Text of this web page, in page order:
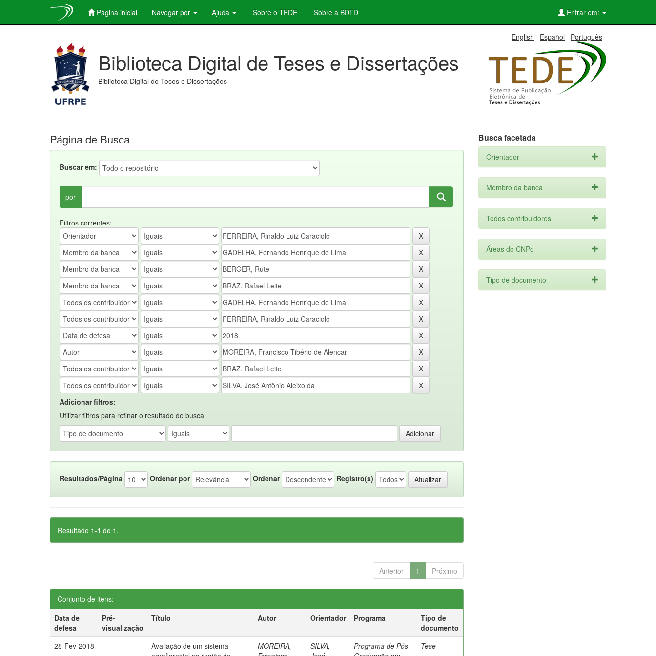
Página inicial Navegar por Ajuda Sobre o TEDE Sobre a BDTD Entrar em:
English Español Português
Biblioteca Digital de Teses e Dissertações
Biblioteca Digital de Teses e Dissertações
Página de Busca
Buscar em:
por
Filtros correntes:
Adicionar filtros:
Utilizar filtros para refinar o resultado de busca.
Resultados/Página Ordenar por Ordenar Registro(s)
Resultado 1-1 de 1.
Anterior 1 Próximo
Conjunto de itens:
Data de
defesa
Pré-
visualização
Título Autor Orientador Programa
Tipo de
documento
28-Fev-2018
Avaliação de um sistema
MOREIRA,
SILVA,
Programa de Pós-
Tese
Busca facetada
Orientador
Membro da banca
Todos contribuidores
Áreas do CNPq
Tipo de documento